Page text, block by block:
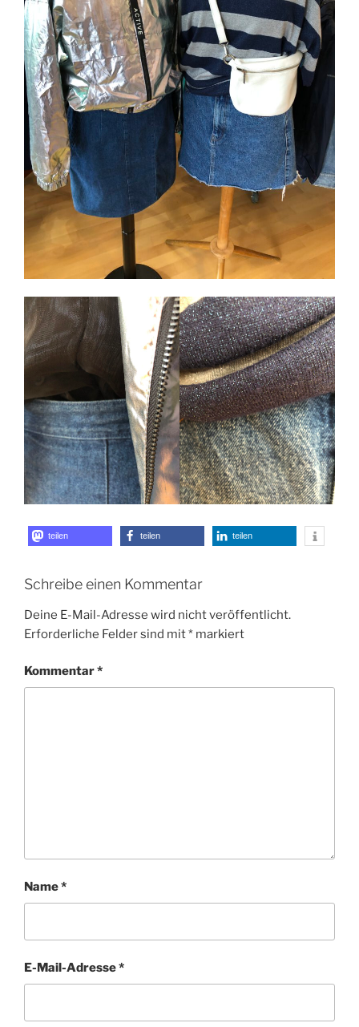
teilen teilen teilen
Schreibe einen Kommentar
Deine E-Mail-Adresse wird nicht veröffentlicht.
Erforderliche Felder sind mit* markiert
Kommentar*
Name*
E-Mail-Adresse*